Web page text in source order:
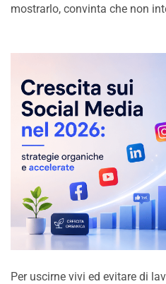
mostrarlo, convinta che non
Per uscirne vivi ed evitare di